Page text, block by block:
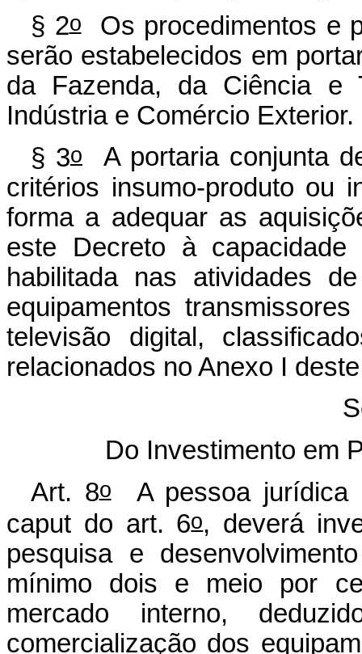
§ 2oOs procedimentos e
serão estabelecidos em
da Fazenda, da Ciência e
Indústria e Comércio Exterior.
§ 3o
A portaria conjunta
critérios insumo-produto ou
forma a adequar as
este Decreto à
habilitada nas atividades
equipamentos
televisão digital,
relacionados no Anexo I
Do Investimento em
Art. 8oA pessoa jurídica
caput do art. 6o, deverá
pesquisa e
mínimo dois e meio por
mercado interno,
comercialização dos